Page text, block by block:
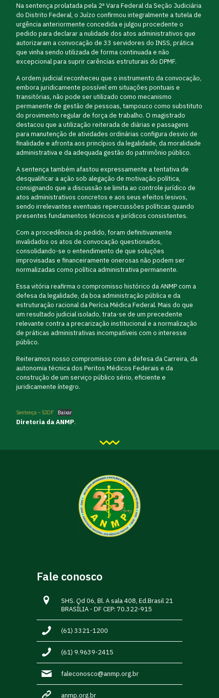
Na sentença prolatada pela 2ª Vara Federal da Seção Judiciária
do Distrito Federal, o Juízo confirmou integralmente a tutela de
urgência anteriormente concedida e julgou procedente o
pedido para declarar a nulidade dos atos administrativos que
autorizaram a convocação de 33 servidores do INSS, prática
que vinha sendo utilizada de forma continuada e não
excepcional para suprir carências estruturais do DPMF.
A ordem judicial reconheceu que o instrumento da convocação,
embora juridicamente possível em situações pontuais e
transitórias, não pode ser utilizado como mecanismo
permanente de gestão de pessoas, tampouco como substituto
do provimento regular de força de trabalho. O magistrado
destacou que a utilização reiterada de diárias e passagens
para manutenção de atividades ordinárias configura desvio de
finalidade e afronta aos princípios da legalidade, da moralidade
administrativa e da adequada gestão do patrimônio público.
A sentença também afastou expressamente a tentativa de
desqualificar a ação sob alegação de motivação política,
consignando que a discussão se limita ao controle jurídico de
atos administrativos concretos e aos seus efeitos lesivos,
sendo irrelevantes eventuais repercussões políticas quando
presentes fundamentos técnicos e jurídicos consistentes.
Com a procedência do pedido, foram definitivamente
invalidados os atos de convocação questionados,
consolidando-se o entendimento de que soluções
improvisadas e financeiramente onerosas não podem ser
normalizadas como política administrativa permanente.
Essa vitória reafirma o compromisso histórico da ANMP com a
defesa da legalidade, da boa administração pública e da
estruturação racional da Perícia Médica Federal. Mais do que
um resultado judicial isolado, trata-se de um precedente
relevante contra a precarização institucional e a normalização
de práticas administrativas incompatíveis com o interesse
público.
Reiteramos nosso compromisso com a defesa da Carreira, da
autonomia técnica dos Peritos Médicos Federais e da
construção de um serviço público sério, eficiente e
juridicamente íntegro.
Sentença – SJDF Baixar
Diretoria da ANMP.
Fale conosco
SHS. Qd 06, Bl. A sala 408, Ed.Brasil 21
BRASÍLIA - DF CEP: 70.322-915
(61) 3321-1200
(61) 9.9639-2415
faleconosco@anmp.org.br
anmp.org.br